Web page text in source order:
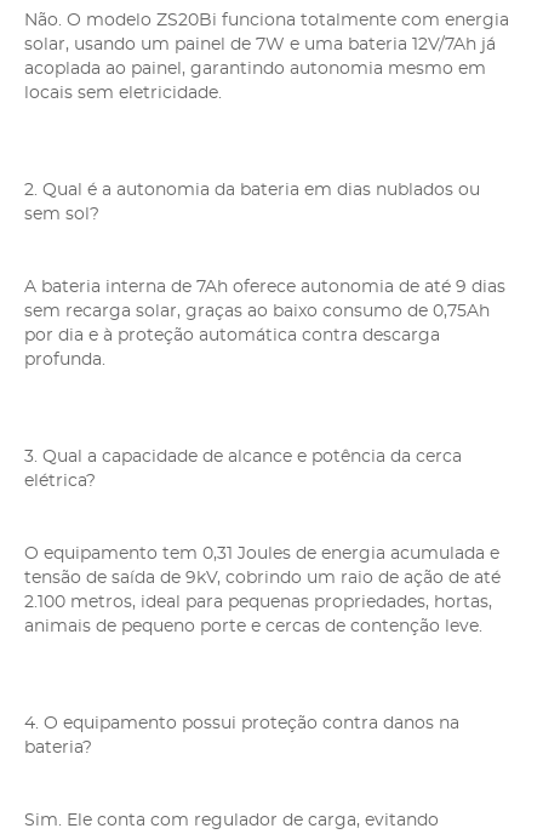
Não. O modelo ZS20Bi funciona totalmente com energia
solar, usando um painel de 7W e uma bateria 12V/7Ah já
acoplada ao painel, garantindo autonomia mesmo em
locais sem eletricidade.
2. Qual é a autonomia da bateria em dias nublados ou
sem sol?
A bateria interna de 7Ah oferece autonomia de até 9 dias
sem recarga solar, graças ao baixo consumo de 0,75Ah
por dia e à proteção automática contra descarga
profunda.
3. Qual a capacidade de alcance e potência da cerca
elétrica?
O equipamento tem 0,31 Joules de energia acumulada e
tensão de saída de 9kV, cobrindo um raio de ação de até
2.100 metros, ideal para pequenas propriedades, hortas,
animais de pequeno porte e cercas de contenção leve.
4. O equipamento possui proteção contra danos na
bateria?
Sim. Ele conta com regulador de carga, evitando